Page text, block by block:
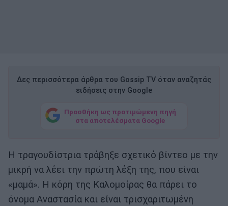
Δες περισσότερα άρθρα του Gossip TV όταν αναζητάς
ειδήσεις στην Google
Προσθήκη ως προτιμώμενη πηγή
στα αποτελέσματα Google
Η τραγουδίστρια τράβηξε σχετικό βίντεο με την
μικρή να λέει την πρώτη λέξη της, που είναι
«μαμά». Η κόρη της Καλομοίρας θα πάρει το
όνομα Αναστασία και είναι τρισχαριτωμένη